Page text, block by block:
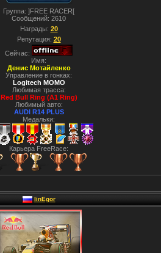
Группа: ]FREE RACER[
Сообщений: 2610
Награды: 20
Репутация: 20
Сейчас:
Имя:
Денис Мотайленко
Управление в гонках:
Logitech MOMO
Любимая трасса:
Red Bull Ring (A1 Ring)
Любимый авто:
AUDI R14 PLUS
Медальки:
Карьера FreeRace:
linEgor